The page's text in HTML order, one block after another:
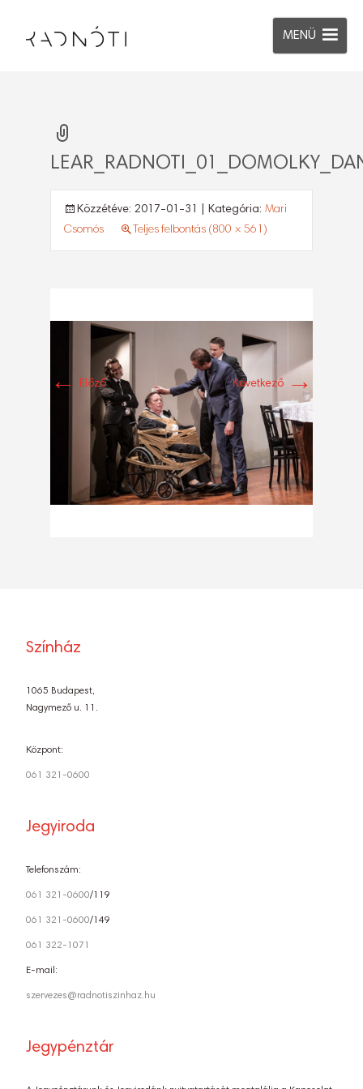
MENÜ
Közzétéve: 2017-01-31 | Kategória: Mari
Csomós
Teljes felbontás (800 × 561)
← Előző Következő →
Színház
1065 Budapest,
Nagymező u. 11.
Központ:
061 321-0600
Jegyiroda
Telefonszám:
061 321-0600/119
061 321-0600/149
061 322-1071
E-mail:
szervezes@radnotiszinhaz.hu
Jegypénztár